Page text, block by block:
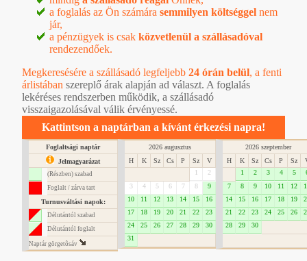
a foglalás az Ön számára semmilyen költséggel nem
jár,
a pénzügyek is csak közvetlenül a szállásadóval
rendezendőek.
Megkeresésére a szállásadó legfeljebb 24 órán belül, a fenti
árlistában szereplő árak alapján ad választ. A foglalás
lekéréses rendszerben működik, a szállásadó
visszaigazolásával válik érvényessé.
Kattintson a naptárban a kívánt érkezési napra!
Foglaltsági naptár
Jelmagyarázat
(Részben) szabad
Foglalt / zárva tart
Turnusváltási napok:
Délutántól szabad
Délutántól foglalt
Naptár görgetôsáv
2026 augusztus
H
K Sz Cs P Sz
V
1
2
3
4 5 6 7 8
9
10
11 12 13 14 15
16
17
18 19 20 21 22
23
24
25 26 27 28 29
30
31
2026 szeptember
H
K Sz Cs P Sz
1
2 3 4 5
7
8 9 10 11 12
14
15 16 17 18 19
21
22 23 24 25 26
28
29 30